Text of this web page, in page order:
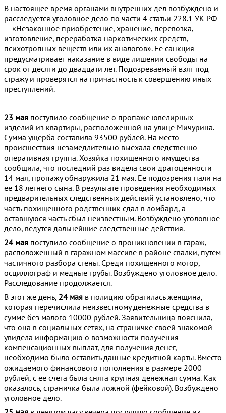
В настоящее время органами внутренних дел возбуждено и
расследуется уголовное дело по части 4 статьи 228.1 УК РФ
— «Незаконное приобретение, хранение, перевозка,
изготовление, переработка наркотических средств,
психотропных веществ или их аналогов». Ее санкция
предусматривает наказание в виде лишении свободы на
срок от десяти до двадцати лет. Подозреваемый взят под
стражу и проверятся на причастность к совершению иных
преступлений.
23 мая поступило сообщение о пропаже ювелирных
изделий из квартиры, расположенной на улице Мичурина.
Сумма ущерба составила 93500 рублей. На место
происшествия незамедлительно выехала следственно-
оперативная группа. Хозяйка похищенного имущества
сообщила, что последний раз видела свои драгоценности
14 мая, пропажу обнаружила 21 мая. Ее подозрения пали на
ее 18 летнего сына. В результате проведения необходимых
предварительных следственных действий установлено, что
часть похищенного родственник сдал в ломбард, а
оставшуюся часть сбыл неизвестным. Возбуждено уголовное
дело, ведутся дальнейшие следственные действия.
24 мая поступило сообщение о проникновении в гараж,
расположенный в гаражном массиве в районе свалки, путем
частичного разбора стены. Среди похищенного мотор,
осциллограф и медные трубы. Возбуждено уголовное дело.
Расследование продолжается.
В этот же день, 24 мая в полицию обратилась женщина,
которая перечислила неизвестному денежные средства в
сумме без малого 10000 рублей. Заявительница пояснила,
что она в социальных сетях, на страничке своей знакомой
увидела информацию о возможности получения
компенсационных выплат, для получения денег,
необходимо было оставить данные кредитной карты. Вместо
ожидаемого финансового пополнения в размере 2000
рублей, с ее счета была снята крупная денежная сумма. Как
оказалось, страничка была ложной (фейковой). Возбуждено
уголовное дело.